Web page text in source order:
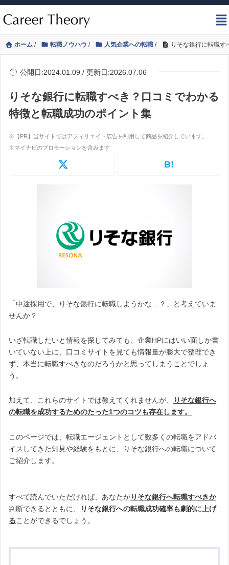
ホーム / 転職ノウハウ / 人気企業への転職 / りそな銀行に転職す
公開日:2024.01.09 / 更新日:2026.07.06
りそな銀行に転職すべき？口コミでわかる
特徴と転職成功のポイント集
B!
「中途採用で、りそな銀行に転職しようかな…？」と考えていま
せんか？
いざ転職したいと情報を探してみても、企業HPにはいい面しか書
いていない上に、口コミサイトを見ても情報量が膨大で整理でき
ず、本当に転職すべきなのだろうかと思ってしまうことでしょ
う。
加えて、これらのサイトでは教えてくれませんが、
りそな銀行へ
の転職を成功するためのたった1つのコツも存在します。
このページでは、転職エージェントとして数多くの転職をアドバ
イスしてきた知見や経験をもとに、りそな銀行への転職について
ご紹介します。
すべて読んでいただければ、あなたがりそな銀行へ転職すべきか
判断できるとともに、
りそな銀行への転職成功確率も劇的に上げ
ることができるでしょう。